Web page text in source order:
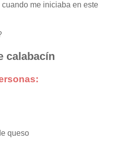
me iniciaba en este
calabacín
queso